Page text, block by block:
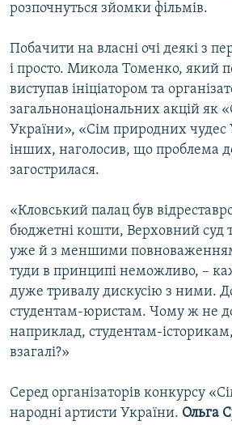
розпочнуться зйомки фільмів.
Побачити на власні очі деякі з
і просто. Микола Томенко, який
виступав ініціатором та
загальнонаціональних акцій як
України», «Сім природних чудес
інших, наголосив, що проблема
загострилася.
«Кловський палац був
бюджетні кошти, Верховний суд
уже й з меншими
туди в принципі неможливо, –
дуже тривалу дискусію з ними.
студентам-юристам. Чому ж не
наприклад, студентам-
взагалі?»
Серед організаторів конкурсу
народні артисти України. Ольга